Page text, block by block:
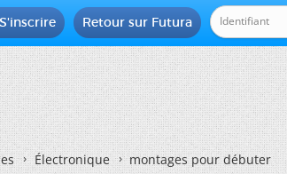
Retour sur Futura
S'inscrire
Électronique montages pour débuter